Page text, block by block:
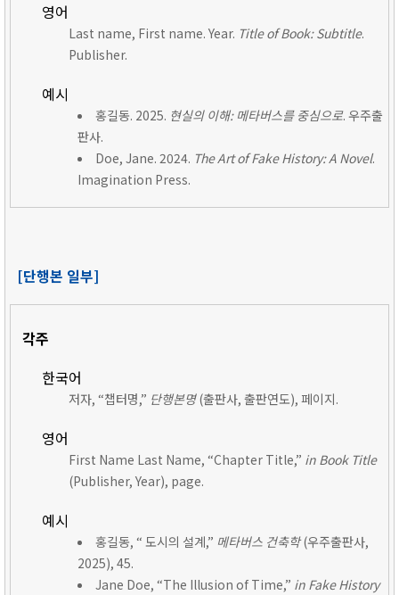
영어
Last name, First name. Year. Title of Book: Subtitle.
Publisher.
예시
홍길동. 2025. 현실의 이해: 메타버스를 중심으로. 우주출
판사.
Doe, Jane. 2024. The Art of Fake History: A Novel.
Imagination Press.
[단행본 일부]
각주
한국어
저자, “챕터명,” 단행본명(출판사, 출판연도), 페이지.
영어
First Name Last Name, “Chapter Title,” in Book Title
(Publisher, Year), page.
예시
홍길동, “ 도시의 설계,” 메타버스 건축학(우주출판사,
2025), 45.
Jane Doe, “The Illusion of Time,” in Fake History